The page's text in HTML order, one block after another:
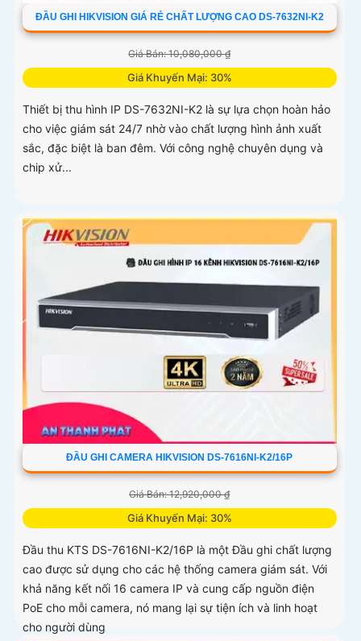
ĐẦU GHI HIKVISION GIÁ RẺ CHẤT LƯỢNG CAO DS-7632NI-K2
Giá Bán: 10,080,000 ₫
Giá Khuyến Mại: 30%
Thiết bị thu hình IP DS-7632NI-K2 là sự lựa chọn hoàn hảo
cho việc giám sát 24/7 nhờ vào chất lượng hình ảnh xuất
sắc, đặc biệt là ban đêm. Với công nghệ chuyên dụng và
chip xử...
ĐẦU GHI CAMERA HIKVISION DS-7616NI-K2/16P
Giá Bán: 12,920,000 ₫
Giá Khuyến Mại: 30%
Đầu thu KTS DS-7616NI-K2/16P là một Đầu ghi chất lượng
cao được sử dụng cho các hệ thống camera giám sát. Với
khả năng kết nối 16 camera IP và cung cấp nguồn điện
PoE cho mỗi camera, nó mang lại sự tiện ích và linh hoạt
cho người dùng